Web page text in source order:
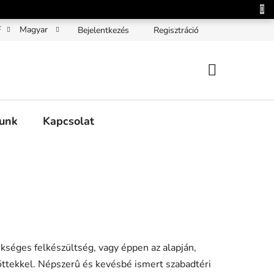
Magyar Bejelentkezés Regisztráció
Kapcsolat
felkészültség, vagy éppen az alapján,
Népszerû és kevésbé ismert szabadtéri